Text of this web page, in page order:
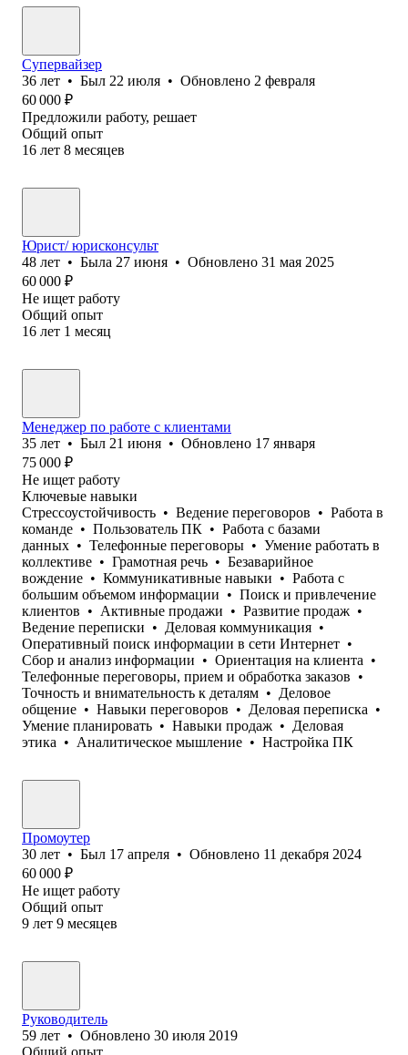
Супервайзер
36 лет • Был 22 июля • Обновлено 2 февраля
60 000 ₽
Предложили работу, решает
Общий опыт
16 лет 8 месяцев
Юрист/ юрисконсульт
48 лет • Была 27 июня • Обновлено 31 мая 2025
60 000 ₽
Не ищет работу
Общий опыт
16 лет 1 месяц
Менеджер по работе с клиентами
35 лет • Был 21 июня • Обновлено 17 января
75 000 ₽
Не ищет работу
Ключевые навыки
Стрессоустойчивость • Ведение переговоров • Работа в
команде • Пользователь ПК • Работа с базами
данных • Телефонные переговоры • Умение работать в
коллективе • Грамотная речь • Безаварийное
вождение • Коммуникативные навыки • Работа с
большим объемом информации • Поиск и привлечение
клиентов • Активные продажи • Развитие продаж •
Ведение переписки • Деловая коммуникация •
Оперативный поиск информации в сети Интернет •
Сбор и анализ информации • Ориентация на клиента •
Телефонные переговоры, прием и обработка заказов •
Точность и внимательность к деталям • Деловое
общение • Навыки переговоров • Деловая переписка •
Умение планировать • Навыки продаж • Деловая
этика • Аналитическое мышление • Настройка ПК
Промоутер
30 лет • Был 17 апреля • Обновлено 11 декабря 2024
60 000 ₽
Не ищет работу
Общий опыт
9 лет 9 месяцев
Руководитель
59 лет • Обновлено 30 июля 2019
Общий опыт